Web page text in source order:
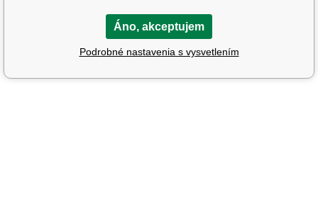
Áno, akceptujem
Podrobné nastavenia s vysvetlením